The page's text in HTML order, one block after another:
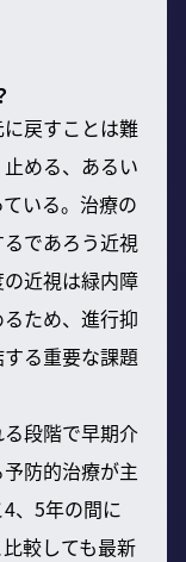
戻すことは難
める、あるい
いる。治療の
であろう近視
近視は緑内障
ため、進行抑
る重要な課題
段階で早期介
防的治療が主
、5年の間に
較しても最新